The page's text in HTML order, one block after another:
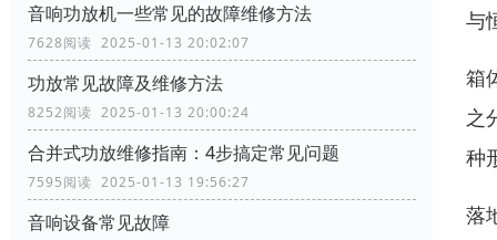
音响功放机一些常见的故障维修方法
7628阅读 2025-01-13 20:02:07
功放常见故障及维修方法
8252阅读 2025-01-13 20:00:24
合并式功放维修指南：4步搞定常见问题
7595阅读 2025-01-13 19:56:27
音响设备常见故障
与
箱
之
种
落